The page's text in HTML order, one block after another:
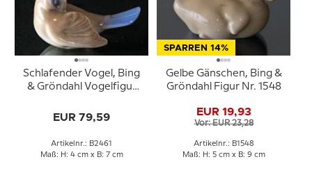
Schlafender Vogel, Bing
& Gröndahl Vogelfigur
EUR 79,59
Artikelnr.: B2461
Maß: H: 4 cm x B: 7 cm
SPARREN 14%
Gelbe Gänschen, Bing &
Gröndahl Figur Nr. 1548
EUR 19,93
Vor: EUR 23,28
Artikelnr.: B1548
Maß: H: 5 cm x B: 9 cm